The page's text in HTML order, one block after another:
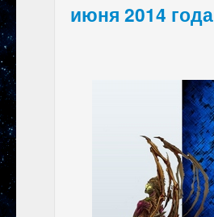
июня 2014 года